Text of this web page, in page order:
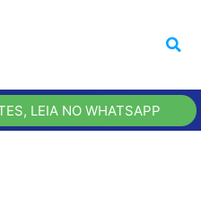
LEIA NO WHATSAPP